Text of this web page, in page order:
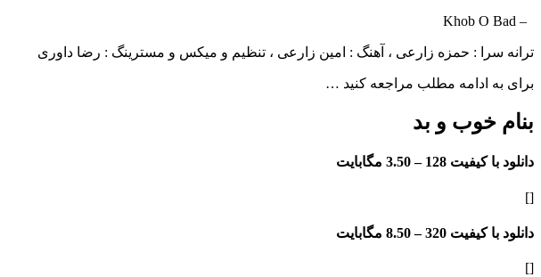
– Khob O Bad
ترانه سرا : حمزه زارعی ، آهنگ : امین زارعی ، تنظیم و میکس و مسترینگ : رضا داوری
برای به ادامه مطلب مراجعه کنید …
بنام خوب و بد
دانلود با کیفیت 128 – 3.50 مگابایت
[]
دانلود با کیفیت 320 – 8.50 مگابایت
[]